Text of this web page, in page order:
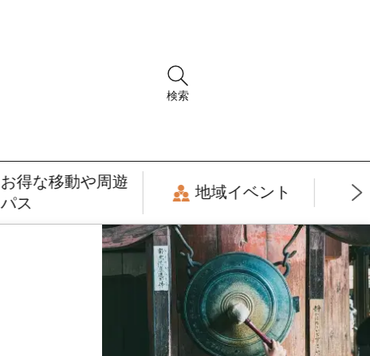
検索
お得な移動や周遊
パス
地域イベント